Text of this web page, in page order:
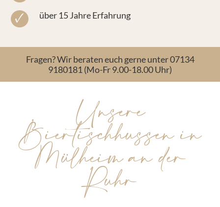
über 15 Jahre Erfahrung
Fragen? Wir beraten euch gerne unter 07134
9180181 (Mo-Fr 9.00-18.00 Uhr)
Unsere
Biertischhussen in
Mülheim an der
Ruhr